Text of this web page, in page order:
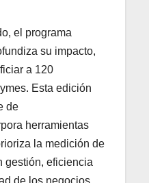
el programa
su impacto,
a 120
Esta edición
de
herramientas
la medición de
gestión, eficiencia
de los negocios.